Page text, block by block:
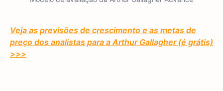
Veja as previsões de crescimento e as metas de
preço dos analistas para a Arthur Gallagher (é grátis)
>>>